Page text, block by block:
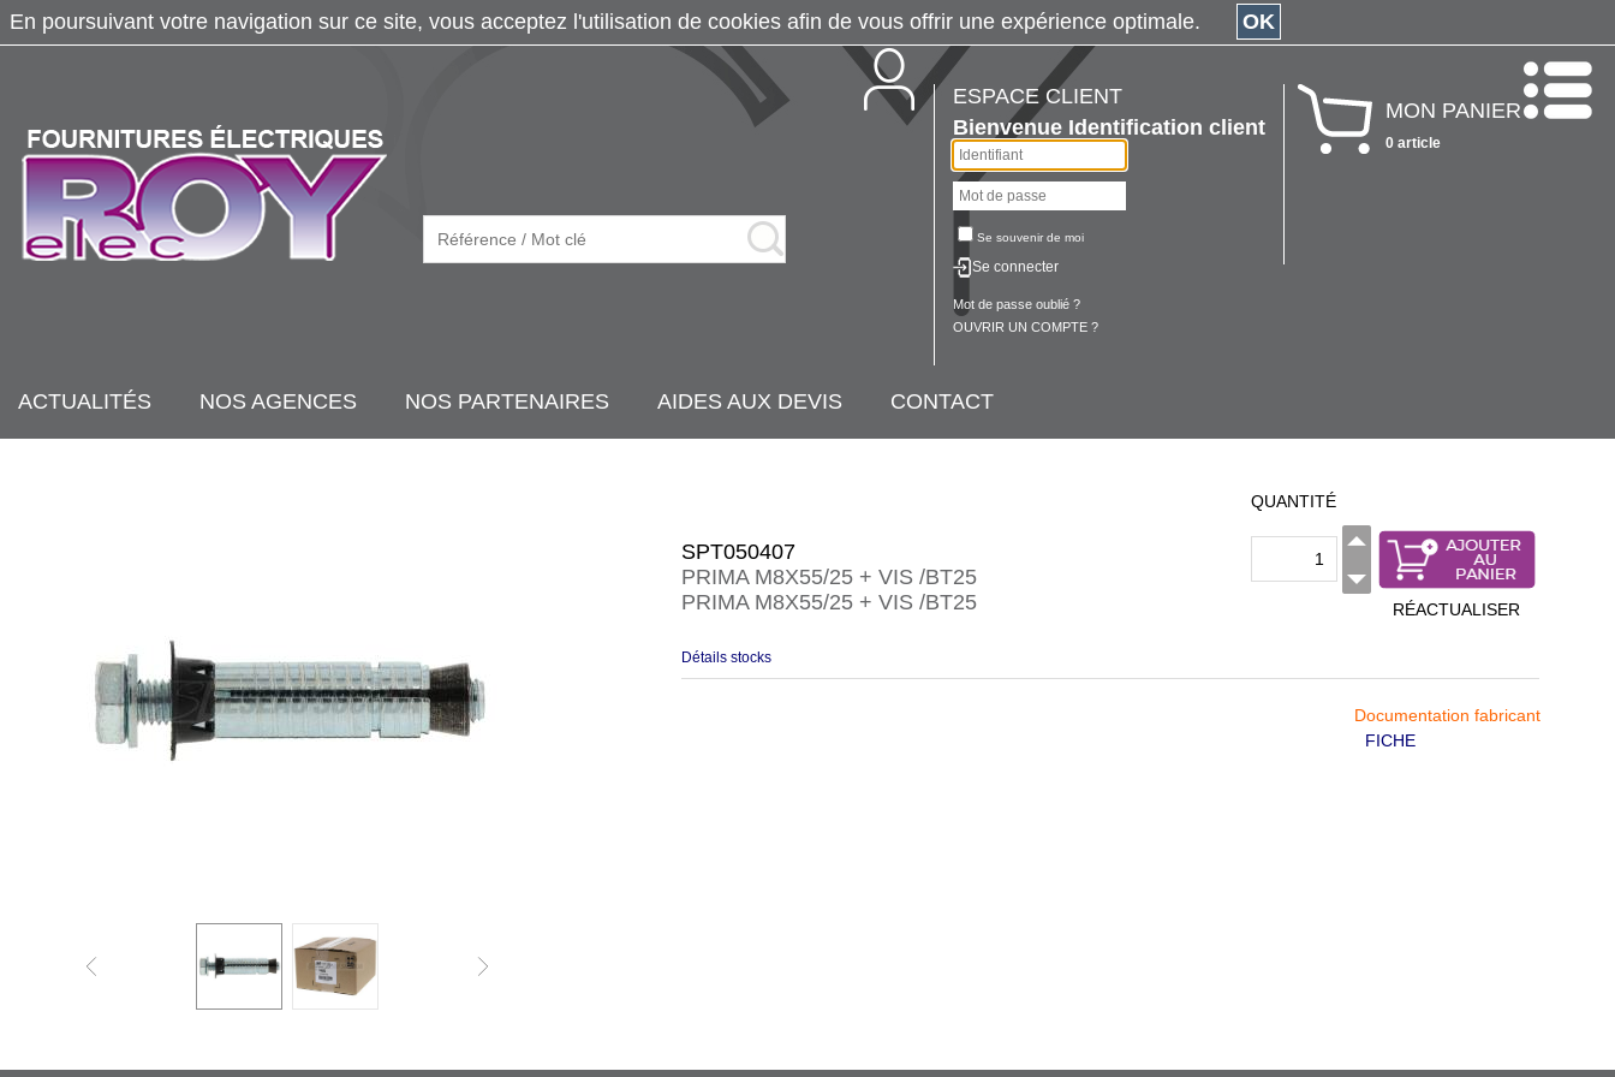
ESPACE CLIENT
Bienvenue Identification client
Se souvenir de moi
Se connecter
Mot de passe oublié ?
OUVRIR UN COMPTE ?
MON PANIER
0 article
ACTUALITÉS NOS AGENCES NOS PARTENAIRES AIDES AUX DEVIS CONTACT
SPT050407
PRIMA M8X55/25 + VIS /BT25
PRIMA M8X55/25 + VIS /BT25
QUANTITÉ
RÉACTUALISER
Détails stocks
Documentation fabricant
FICHE
En poursuivant votre navigation sur ce site, vous acceptez l'utilisation de cookies afin de vous offrir une expérience optimale. OK